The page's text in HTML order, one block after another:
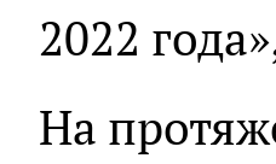
2022
На